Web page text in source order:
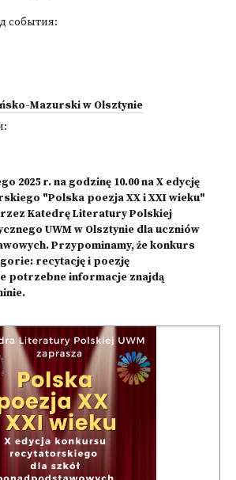
события:
Mazurski w Olsztynie
2025 r. na godzinę 10.00 na X edycję
"Polska poezja XX i XXI wieku"
Katedrę Literatury Polskiej
UWM w Olsztynie dla uczniów
Przypominamy, że konkurs
recytację i poezję
potrzebne informacje znajdą